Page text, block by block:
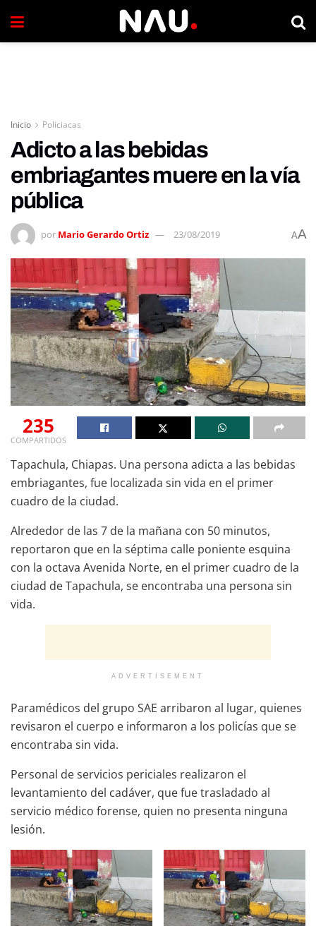
Inicio Policiacas
Adicto a las bebidas
embriagantes muere en la vía
pública
por Mario Gerardo Ortiz 23/08/2019 AA
235
COMPARTIDOS
Tapachula, Chiapas. Una persona adicta a las bebidas
embriagantes, fue localizada sin vida en el primer
cuadro de la ciudad.
Alrededor de las 7 de la mañana con 50 minutos,
reportaron que en la séptima calle poniente esquina
con la octava Avenida Norte, en el primer cuadro de la
ciudad de Tapachula, se encontraba una persona sin
vida.
ADVERTISEMENT
Paramédicos del grupo SAE arribaron al lugar, quienes
revisaron el cuerpo e informaron a los policías que se
encontraba sin vida.
Personal de servicios periciales realizaron el
levantamiento del cadáver, que fue trasladado al
servicio médico forense, quien no presenta ninguna
lesión.